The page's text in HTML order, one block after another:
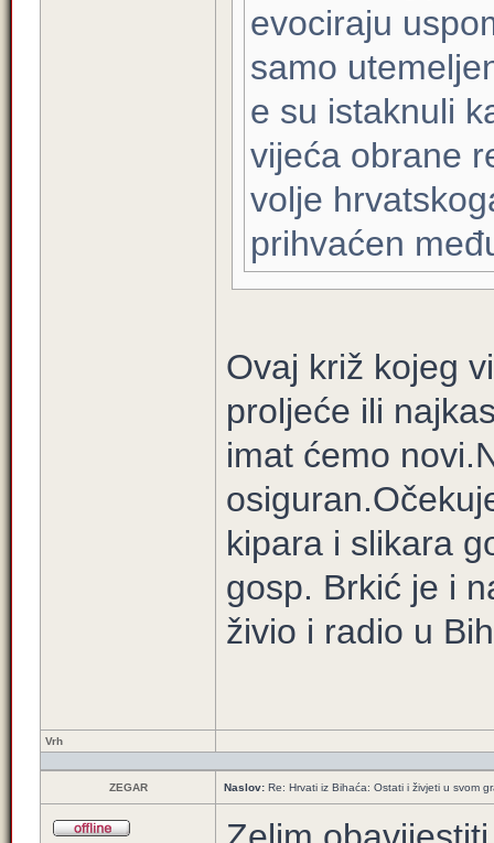
evociraju
samo
e su istaknuli
vijeća obrane
volje
prihvaćen
Ovaj križ kojeg
proljeće ili
imat ćemo
kipara i slikara
gosp. Brkić je i
živio i radio u
Vrh
ZEGAR Naslov: Re: Hrvati iz Bihaća: Ostati i živjeti u svom